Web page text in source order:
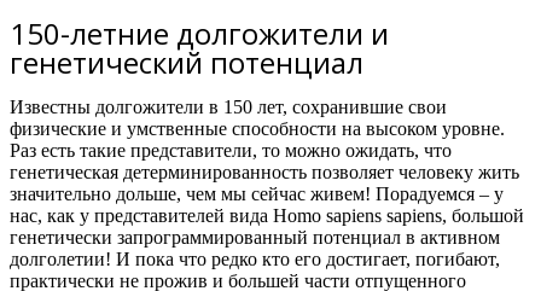
150-летние долгожители и
генетический потенциал
Известны долгожители в 150 лет, сохранившие свои
физические и умственные способности на высоком уровне.
Раз есть такие представители, то можно ожидать, что
генетическая детерминированность позволяет человеку жить
значительно дольше, чем мы сейчас живем! Порадуемся – у
нас, как у представителей вида Homo sapiens sapiens, большой
генетически запрограммированный потенциал в активном
долголетии! И пока что редко кто его достигает, погибают,
практически не прожив и большей части отпущенного